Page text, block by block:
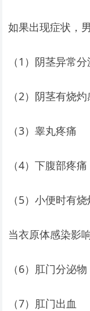
如果出现症状，
（1）阴茎异常
（2）阴茎有烧
（3）睾丸疼痛
（4）下腹部疼痛
（5）小便时有
当衣原体感染影
（6）肛门分泌物
（7）肛门出血